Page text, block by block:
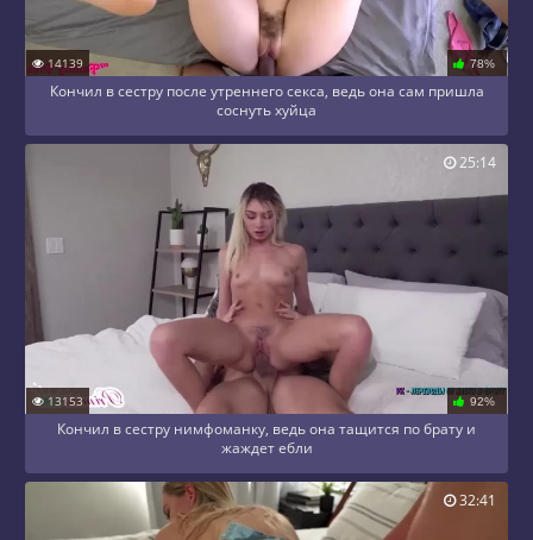
14139 78%
Кончил в сестру после утреннего секса, ведь она сам пришла
соснуть хуйца
13153 92%
Кончил в сестру нимфоманку, ведь она тащится по брату и
жаждет ебли
25:14
32:41